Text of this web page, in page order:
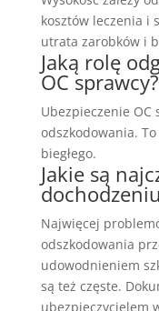
kosztów leczenia i
utrata zarobków i
Jaką rolę
OC sprawcy?
Ubezpieczenie OC
odszkodowania.
biegłego.
Jakie są
Najwięcej
odszkodowania
udowodnieniem
są też częste.
ubezpieczycielem